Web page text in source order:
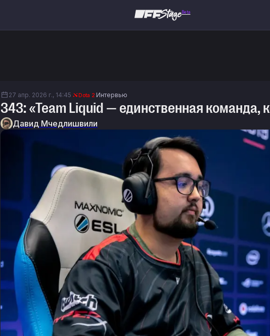
Beta
27 апр. 2026 г., 14:45 Dota 2 Интервью
343: «Team Liquid — единственная команда,
Давид Мчедлишвили